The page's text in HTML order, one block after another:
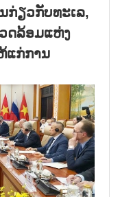
ກ່ຽວກັບທະເລ,
ດລ້ອມແຫ່ງ
ແກ່ການ